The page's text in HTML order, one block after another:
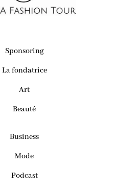
Sponsoring
La fondatrice
Art
Beauté
Business
Mode
Podcast